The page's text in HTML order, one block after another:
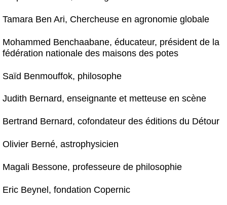
Tamara Ben Ari, Chercheuse en agronomie globale
Mohammed Benchaabane, éducateur, président de la
fédération nationale des maisons des potes
Saïd Benmouffok, philosophe
Judith Bernard, enseignante et metteuse en scène
Bertrand Bernard, cofondateur des éditions du Détour
Olivier Berné, astrophysicien
Magali Bessone, professeure de philosophie
Eric Beynel, fondation Copernic